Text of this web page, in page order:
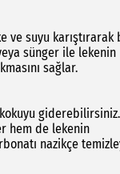
ve suyu karıştırarak
sünger ile lekenin
sağlar.
giderebilirsiniz.
hem de lekenin
nazikçe